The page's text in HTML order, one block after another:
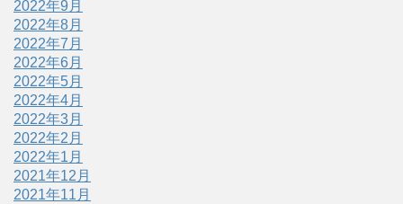
2022年9月
2022年8月
2022年7月
2022年6月
2022年5月
2022年4月
2022年3月
2022年2月
2022年1月
2021年12月
2021年11月